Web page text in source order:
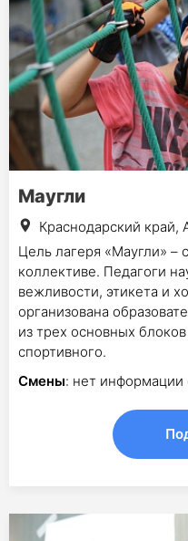
Маугли
Краснодарский край,
Цель лагеря «Маугли» –
коллективе. Педагоги
вежливости, этикета и
организована
из трех основных
спортивного.
Смены: нет